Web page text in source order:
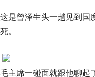
这是曾泽生头一趟见到国
死。
毛主席一碰面就跟他聊起